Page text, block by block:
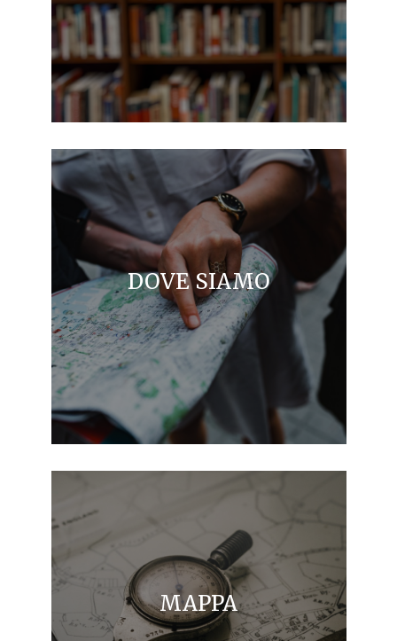
DOVE SIAMO
MAPPA